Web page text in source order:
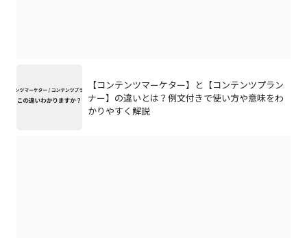
【コンテンツマーケター】と【コンテンツプラン
ナー】の違いとは？例文付きで使い方や意味をわ
かりやすく解説